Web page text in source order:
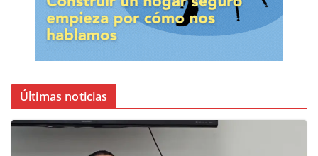
Últimas noticias